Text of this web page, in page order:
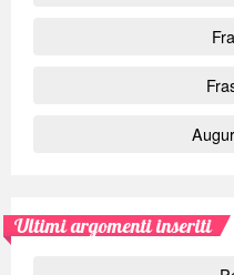
Ultimi argomenti inseriti